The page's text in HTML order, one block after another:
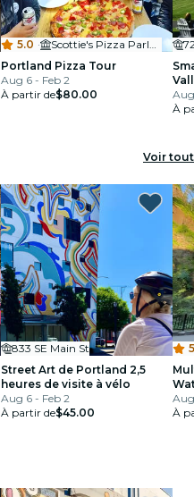
5.0 ·
Scottie's Pizza Parlor NW
Portland Pizza Tour
Aug 6 - Feb 2
À partir de$80.00
À
Voir tout
833 SE Main St
Street Art de Portland 2,5
heures de visite à vélo
Aug 6 - Feb 2
À partir de$45.00
À